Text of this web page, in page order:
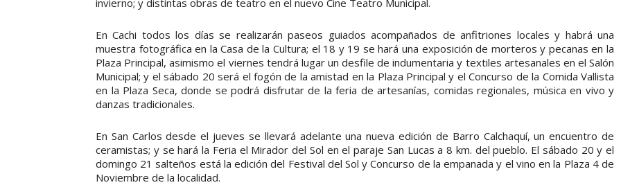
En Cachi todos los días se realizarán paseos guiados acompañados de anfitriones locales y habrá una
muestra fotográfica en la Casa de la Cultura; el 18 y 19 se hará una exposición de morteros y pecanas en la
Plaza Principal, asimismo el viernes tendrá lugar un desfile de indumentaria y textiles artesanales en el Salón
Municipal; y el sábado 20 será el fogón de la amistad en la Plaza Principal y el Concurso de la Comida Vallista
en la Plaza Seca, donde se podrá disfrutar de la feria de artesanías, comidas regionales, música en vivo y
danzas tradicionales.
En San Carlos desde el jueves se llevará adelante una nueva edición de Barro Calchaquí, un encuentro de
ceramistas; y se hará la Feria el Mirador del Sol en el paraje San Lucas a 8 km. del pueblo. El sábado 20 y el
domingo 21 salteños está la edición del Festival del Sol y Concurso de la empanada y el vino en la Plaza 4 de
Noviembre de la localidad.